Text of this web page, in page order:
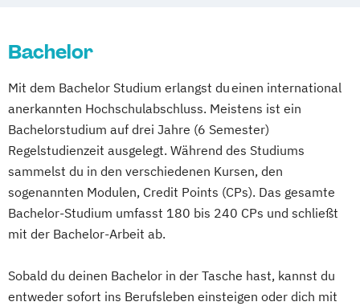
Bachelor
Mit dem Bachelor Studium erlangst du einen international
anerkannten Hochschulabschluss. Meistens ist ein
Bachelorstudium auf drei Jahre (6 Semester)
Regelstudienzeit ausgelegt. Während des Studiums
sammelst du in den verschiedenen Kursen, den
sogenannten Modulen, Credit Points (CPs). Das gesamte
Bachelor-Studium umfasst 180 bis 240 CPs und schließt
mit der Bachelor-Arbeit ab.
Sobald du deinen Bachelor in der Tasche hast, kannst du
entweder sofort ins Berufsleben einsteigen oder dich mit